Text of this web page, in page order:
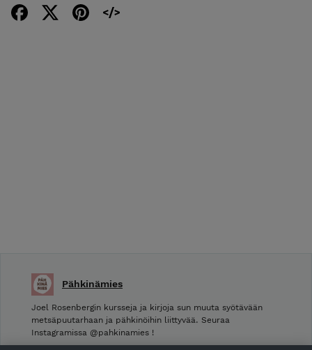
Pähkinämies
Joel Rosenbergin kursseja ja kirjoja sun muuta syötävään
metsäpuutarhaan ja pähkinöihin liittyvää. Seuraa
Instagramissa @pahkinamies !